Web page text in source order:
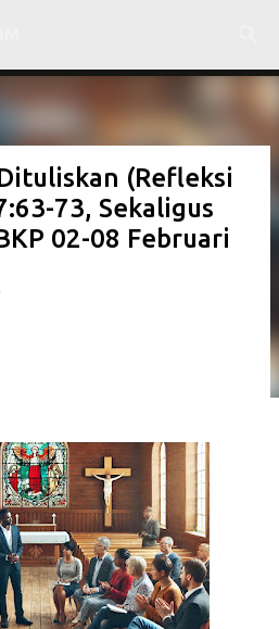
(Refleksi
73, Sekaligus
02-08 Februari